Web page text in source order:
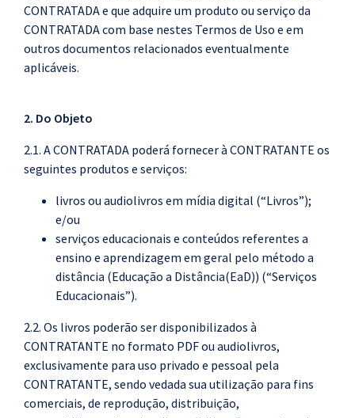
CONTRATADA e que adquire um produto ou serviço da
CONTRATADA com base nestes Termos de Uso e em
outros documentos relacionados eventualmente
aplicáveis.
2. Do Objeto
2.1. A CONTRATADA poderá fornecer à CONTRATANTE os
seguintes produtos e serviços:
livros ou audiolivros em mídia digital (“Livros”);
e/ou
serviços educacionais e conteúdos referentes a
ensino e aprendizagem em geral pelo método a
distância (Educação a Distância(EaD)) (“Serviços
Educacionais”).
2.2. Os livros poderão ser disponibilizados à
CONTRATANTE no formato PDF ou audiolivros,
exclusivamente para uso privado e pessoal pela
CONTRATANTE, sendo vedada sua utilização para fins
comerciais, de reprodução, distribuição,